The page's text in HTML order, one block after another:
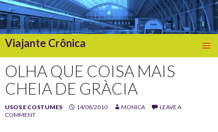
Viajante Crônica
TO
CONTENT
OLHA QUE COISA MAIS
CHEIA DE GRÀCIA
USOS E COSTUMES 14/08/2010 MONICA
LEAVE A
COMMENT